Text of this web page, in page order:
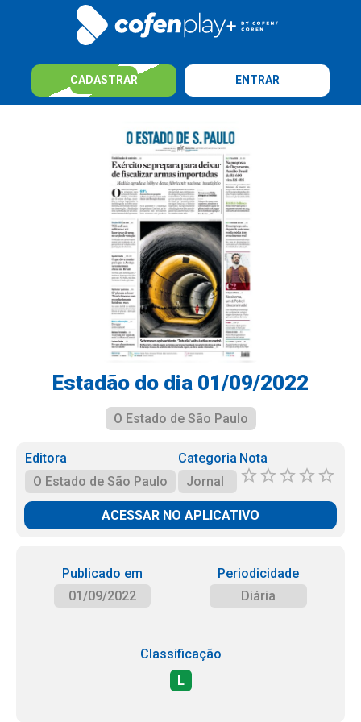
CADASTRAR ENTRAR
Estadão do dia 01/09/2022
O Estado de São Paulo
Editora
O Estado de São Paulo
Categoria
Jornal
Nota
ACESSAR NO APLICATIVO
Publicado em
01/09/2022
Periodicidade
Diária
Classificação
L